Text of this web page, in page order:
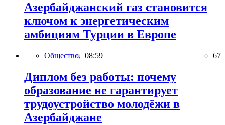
Азербайджанский газ становится
ключом к энергетическим
амбициям Турции в Европе
Общество, 08:59 67
Диплом без работы: почему
образование не гарантирует
трудоустройство молодёжи в
Азербайджане